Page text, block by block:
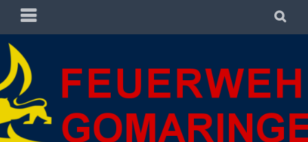
Zum
springen
PRIMÄRES
MENÜ
FREIWILLIGE
FEUERWEHR
GOMARINGEN
FREIWILLIGE FEUERWEHR GOMARINGEN